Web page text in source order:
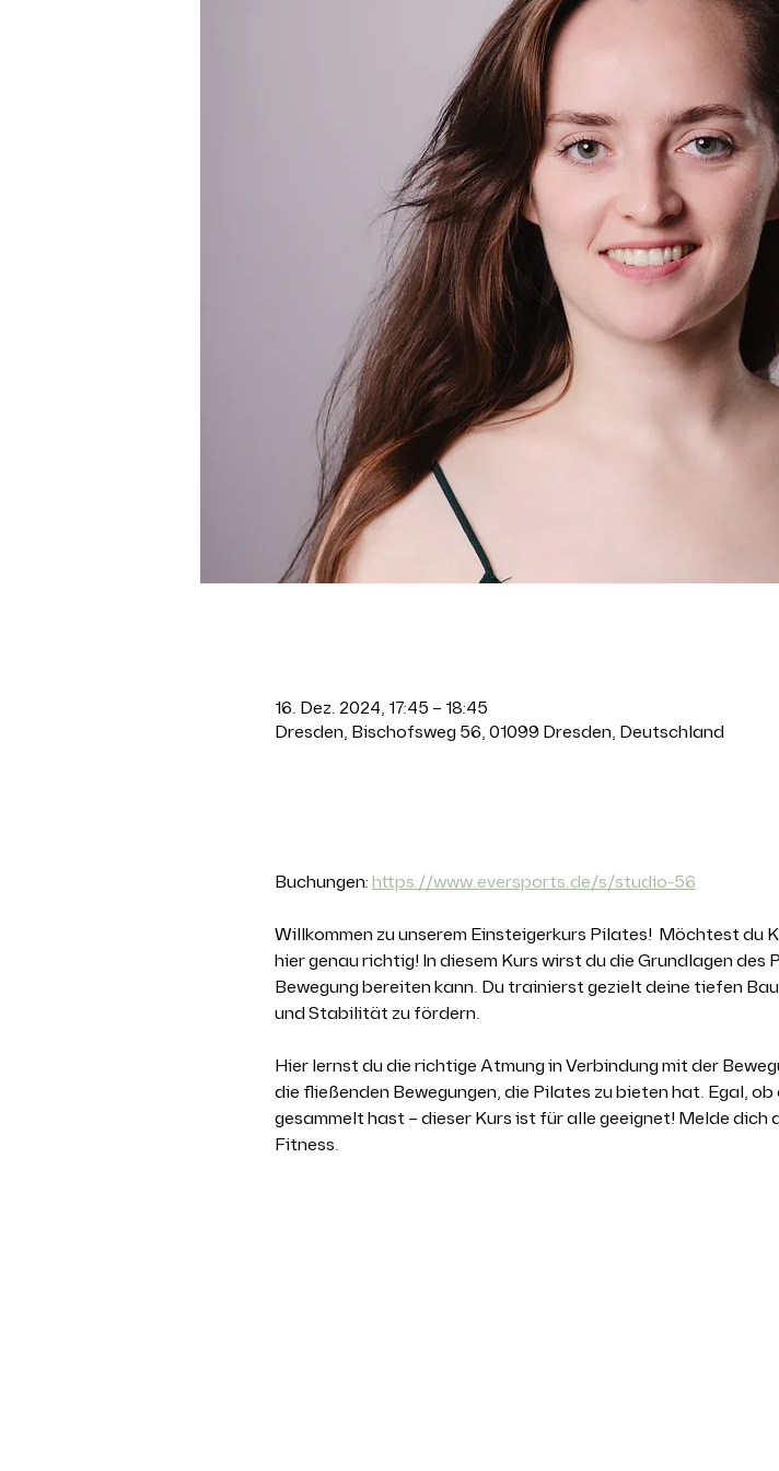
16. Dez. 2024, 17:45 – 18:45
Dresden, Bischofsweg 56, 01099 Dresden, Deutschland
Buchungen: https://www.eversports.de/s/studio-56
Willkommen zu unserem Einsteigerkurs Pilates!  Möchtest du
hier genau richtig! In diesem Kurs wirst du die Grundlagen
Bewegung bereiten kann. Du trainierst gezielt deine tiefen
und Stabilität zu fördern.
Hier lernst du die richtige Atmung in Verbindung mit der
die fließenden Bewegungen, die Pilates zu bieten hat. Egal,
gesammelt hast – dieser Kurs ist für alle geeignet! Melde dich
Fitness.